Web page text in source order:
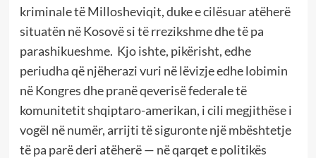
kriminale të Millosheviqit, duke e cilësuar atëherë
situatën në Kosovë si të rrezikshme dhe të pa
parashikueshme. Kjo ishte, pikërisht, edhe
periudha që njëherazi vuri në lëvizje edhe lobimin
në Kongres dhe pranë qeverisë federale të
komunitetit shqiptaro-amerikan, i cili megjithëse i
vogël në numër, arrijti të siguronte një mbështetje
të pa parë deri atëherë — në qarqet e politikës